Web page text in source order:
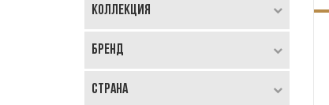
Коллекция
Бренд
Страна